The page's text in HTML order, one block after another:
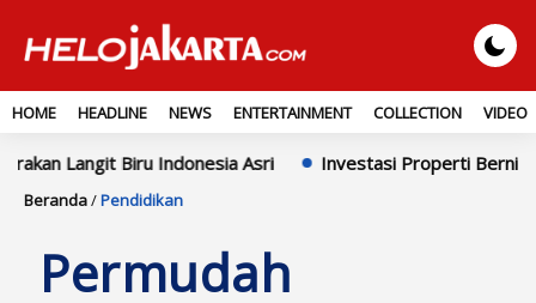
HOME HEADLINE NEWS ENTERTAINMENT COLLECTION VIDEO
Indonesia Asri Investasi Properti Bernilai Tinggi! Tanah
Beranda/Pendidikan
Permudah